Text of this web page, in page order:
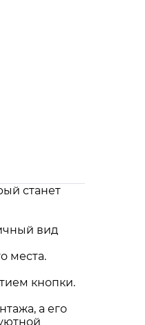
станет
вид
места.
кнопки.
а его